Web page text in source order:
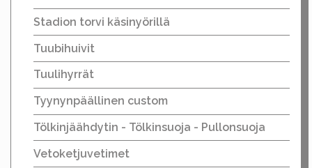
Stadion torvi käsinyörillä
Tuubihuivit
Tuulihyrrät
Tyynynpäällinen custom
Tölkinjäähdytin - Tölkinsuoja - Pullonsuoja
Vetoketjuvetimet